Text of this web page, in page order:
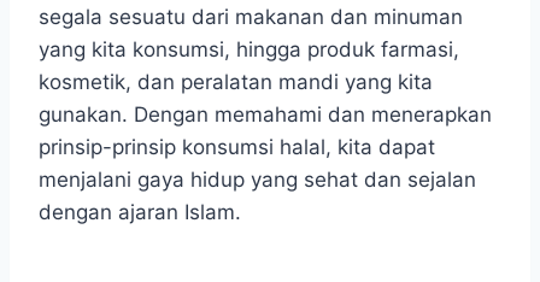
segala sesuatu dari makanan dan minuman
yang kita konsumsi, hingga produk farmasi,
kosmetik, dan peralatan mandi yang kita
gunakan. Dengan memahami dan menerapkan
prinsip-prinsip konsumsi halal, kita dapat
menjalani gaya hidup yang sehat dan sejalan
dengan ajaran Islam.